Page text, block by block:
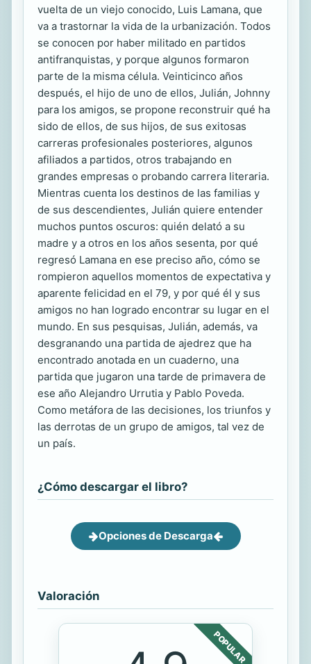
vuelta de un viejo conocido, Luis Lamana, que
va a trastornar la vida de la urbanización. Todos
se conocen por haber militado en partidos
antifranquistas, y porque algunos formaron
parte de la misma célula. Veinticinco años
después, el hijo de uno de ellos, Julián, Johnny
para los amigos, se propone reconstruir qué ha
sido de ellos, de sus hijos, de sus exitosas
carreras profesionales posteriores, algunos
afiliados a partidos, otros trabajando en
grandes empresas o probando carrera literaria.
Mientras cuenta los destinos de las familias y
de sus descendientes, Julián quiere entender
muchos puntos oscuros: quién delató a su
madre y a otros en los años sesenta, por qué
regresó Lamana en ese preciso año, cómo se
rompieron aquellos momentos de expectativa y
aparente felicidad en el 79, y por qué él y sus
amigos no han logrado encontrar su lugar en el
mundo. En sus pesquisas, Julián, además, va
desgranando una partida de ajedrez que ha
encontrado anotada en un cuaderno, una
partida que jugaron una tarde de primavera de
ese año Alejandro Urrutia y Pablo Poveda.
Como metáfora de las decisiones, los triunfos y
las derrotas de un grupo de amigos, tal vez de
un país.
¿Cómo descargar el libro?
Opciones de Descarga
Valoración
POPULAR